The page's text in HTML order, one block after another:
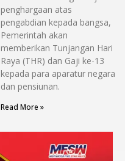
penghargaan atas
pengabdian kepada bangsa,
Pemerintah akan
memberikan Tunjangan Hari
Raya (THR) dan Gaji ke-13
kepada para aparatur negara
dan pensiunan.
Read More »